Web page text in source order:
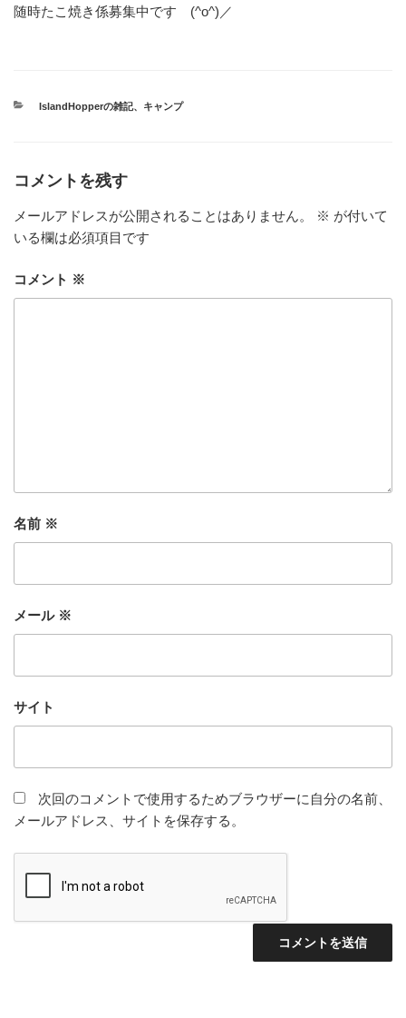
随時たこ焼き係募集中です (^o^)／
カ
IslandHopperの雑記、 キャンプ
コメントを残す
メールアドレスが公開されることはありません。 ※ が付いて
いる欄は必須項目です
コメント ※
名前 ※
メール ※
サイト
次回のコメントで使用するためブラウザーに自分の名前、
メールアドレス、サイトを保存する。